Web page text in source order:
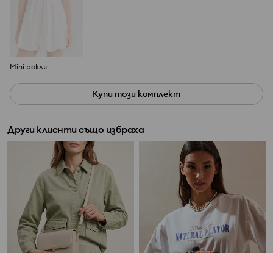
Mini рокля
Купи този комплект
Други клиенти също избраха